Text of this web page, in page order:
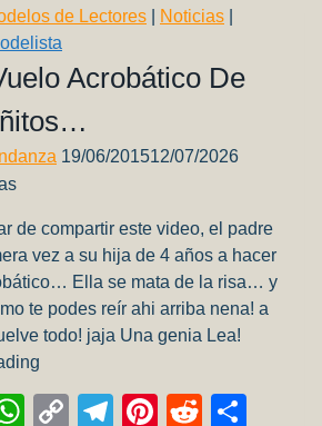
de Lectores Noticias
Acrobático De
19/06/201512/07/2026
de compartir este video, el padre
vez a su hija de 4 años a hacer
Ella se mata de la risa… y
te podes reír ahi arriba nena! a
todo! jaja Una genia Lea!
WhatsApp
CopyTelegram
Pinterest
Reddit